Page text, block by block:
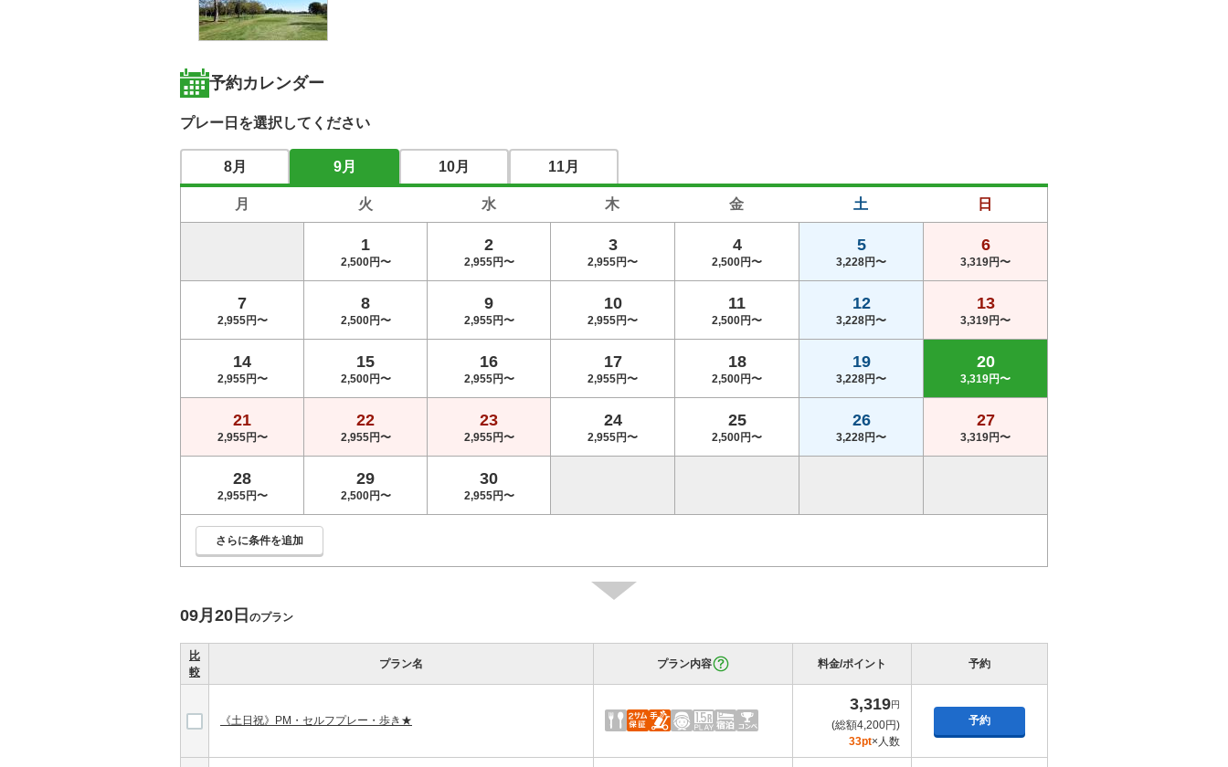
予約カレンダー
プレー日を選択してください
8月 9月 10月 11月
月 火 水 木 金 土 日
1
2,500円〜
2
2,955円〜
3
2,955円〜
4
2,500円〜
5
3,228円〜
6
3,319円〜
7
2,955円〜
8
2,500円〜
9
2,955円〜
10
2,955円〜
11
2,500円〜
12
3,228円〜
13
3,319円〜
14
2,955円〜
15
2,500円〜
16
2,955円〜
17
2,955円〜
18
2,500円〜
19
3,228円〜
20
3,319円〜
21
2,955円〜
22
2,955円〜
23
2,955円〜
24
2,955円〜
25
2,500円〜
26
3,228円〜
27
3,319円〜
28
2,955円〜
29
2,500円〜
30
2,955円〜
さらに条件を追加
09月20日 のプラン
比
較
プラン名 プラン内容 料金/ポイント 予約
《土日祝》PM・セルフプレー・歩き★
3,319円
(総額4,200円)
33pt×人数
予約